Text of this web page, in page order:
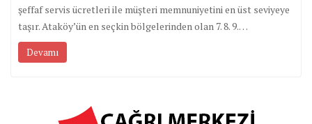
şeffaf servis ücretleri ile müşteri memnuniyetini en üst seviyeye
taşır. Ataköy’ün en seçkin bölgelerinden olan 7. 8. 9.…
Devamı